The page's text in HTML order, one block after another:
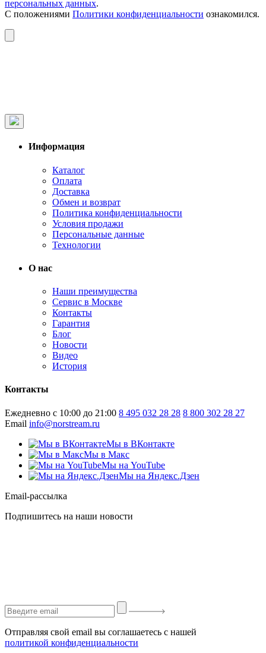
персональных данных.
С положениями Политики конфиденциальности ознакомился.
Информация
Каталог
Оплата
Доставка
Обмен и возврат
Политика конфиденциальности
Условия продажи
Персональные данные
Технологии
О нас
Наши преимущества
Сервис в Москве
Контакты
Гарантия
Блог
Новости
Видео
История
Контакты
Ежедневно с 10:00 до 21:00 8 495 032 28 28 8 800 302 28 27
Email info@norstream.ru
Мы в ВКонтакте
Мы в Макс
Мы на YouTube
Мы на Яндекс.Дзен
Email-рассылка
Подпишитесь на наши новости
Отправляя свой email вы соглашаетесь с нашей
политикой конфиденциальности